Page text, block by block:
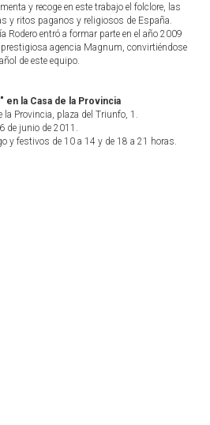
y recoge en este trabajo el folclore, las
y ritos paganos y religiosos de España.
Rodero entró a formar parte en el año 2009
prestigiosa agencia Magnum, convirtiéndose
de este equipo.
en la Casa de la Provincia
la Provincia, plaza del Triunfo, 1.
de junio de 2011.
y festivos de 10 a 14 y de 18 a 21 horas.